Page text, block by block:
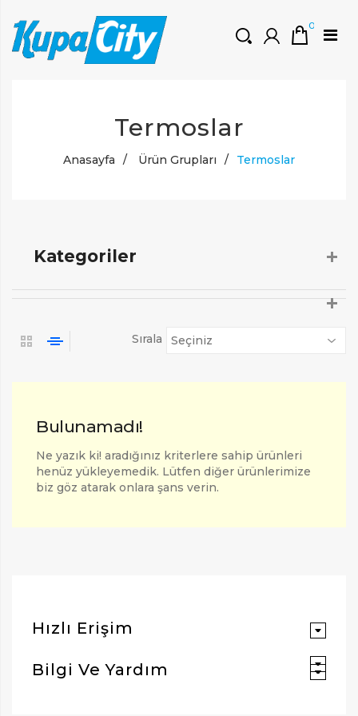
Müşteri Girişi
0
0 ₺
Termoslar
Anasayfa / Ürün Grupları / Termoslar
Kategoriler
Sırala
Bulunamadı!
Ne yazık ki! aradığınız kriterlere sahip ürünleri
henüz yükleyemedik. Lütfen diğer ürünlerimize
biz göz atarak onlara şans verin.
Hızlı Erişim
Bilgi Ve Yardım